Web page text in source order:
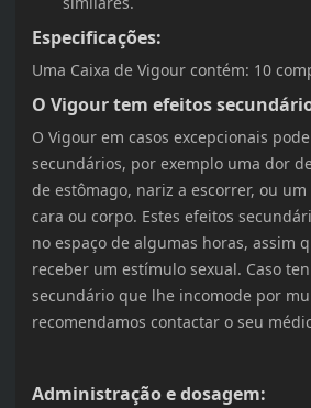
Especificações:
Uma Caixa de Vigour contém: 10
O Vigour tem efeitos
O Vigour em casos excepcionais
secundários, por exemplo uma dor
de estômago, nariz a escorrer, ou
cara ou corpo. Estes efeitos
no espaço de algumas horas, assim
receber um estímulo sexual. Caso
secundário que lhe incomode por
recomendamos contactar o seu
Administração e dosagem: